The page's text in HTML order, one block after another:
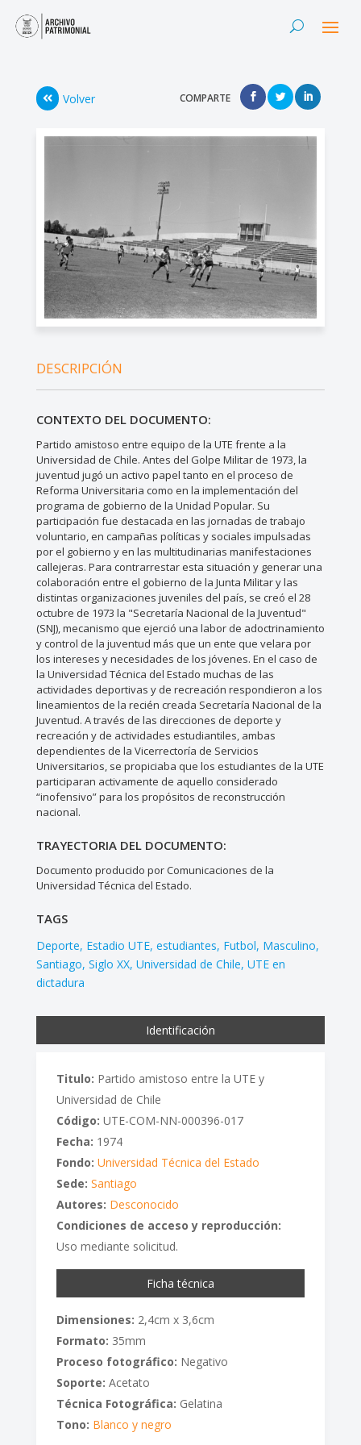
Volver COMPARTE
DESCRIPCIÓN
CONTEXTO DEL DOCUMENTO:
Partido amistoso entre equipo de la UTE frente a la
Universidad de Chile. Antes del Golpe Militar de 1973, la
juventud jugó un activo papel tanto en el proceso de
Reforma Universitaria como en la implementación del
programa de gobierno de la Unidad Popular. Su
participación fue destacada en las jornadas de trabajo
voluntario, en campañas políticas y sociales impulsadas
por el gobierno y en las multitudinarias manifestaciones
callejeras. Para contrarrestar esta situación y generar una
colaboración entre el gobierno de la Junta Militar y las
distintas organizaciones juveniles del país, se creó el 28
octubre de 1973 la "Secretaría Nacional de la Juventud"
(SNJ), mecanismo que ejerció una labor de adoctrinamiento
y control de la juventud más que un ente que velara por
los intereses y necesidades de los jóvenes. En el caso de
la Universidad Técnica del Estado muchas de las
actividades deportivas y de recreación respondieron a los
lineamientos de la recién creada Secretaría Nacional de la
Juventud. A través de las direcciones de deporte y
recreación y de actividades estudiantiles, ambas
dependientes de la Vicerrectoría de Servicios
Universitarios, se propiciaba que los estudiantes de la UTE
participaran activamente de aquello considerado
“inofensivo” para los propósitos de reconstrucción
nacional.
TRAYECTORIA DEL DOCUMENTO:
Documento producido por Comunicaciones de la
Universidad Técnica del Estado.
TAGS
Deporte Estadio UTE estudiantes Futbol Masculino
Santiago Siglo XX Universidad de Chile UTE en
dictadura
Identificación
Titulo: Partido amistoso entre la UTE y
Universidad de Chile
Código: UTE-COM-NN-000396-017
Fecha: 1974
Fondo: Universidad Técnica del Estado
Sede: Santiago
Autores: Desconocido
Condiciones de acceso y reproducción:
Uso mediante solicitud.
Ficha técnica
Dimensiones: 2,4cm x 3,6cm
Formato: 35mm
Proceso fotográfico: Negativo
Soporte: Acetato
Técnica Fotográfica: Gelatina
Tono: Blanco y negro